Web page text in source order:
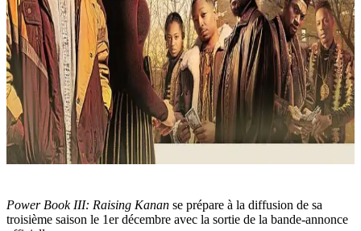
Power Book III: Raising Kanan se prépare à la diffusion de sa
troisième saison le 1er décembre avec la sortie de la bande-annonce